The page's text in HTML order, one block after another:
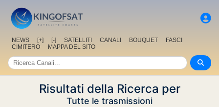
NEWS [+] [-] SATELLITI CANALI BOUQUET
FASCI
CIMITERO
MAPPA DEL SITO
Risultati della Ricerca per
Tutte le trasmissioni